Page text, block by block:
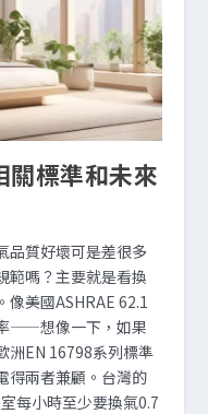
關標準和未來
品質好壞可是差很多
範嗎？主要就是看換
美國ASHRAE 62.1
——想像一下，如果
洲EN 16798系列標準
得兩者兼顧。台灣的
每小時至少要換氣0.7